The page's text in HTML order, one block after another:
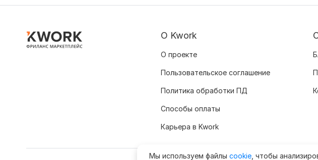
Мы используем файлы cookie , чтобы
О Kwork
О проекте
Пользовательское соглашение
Политика обработки ПД
Способы оплаты
Карьера в Kwork